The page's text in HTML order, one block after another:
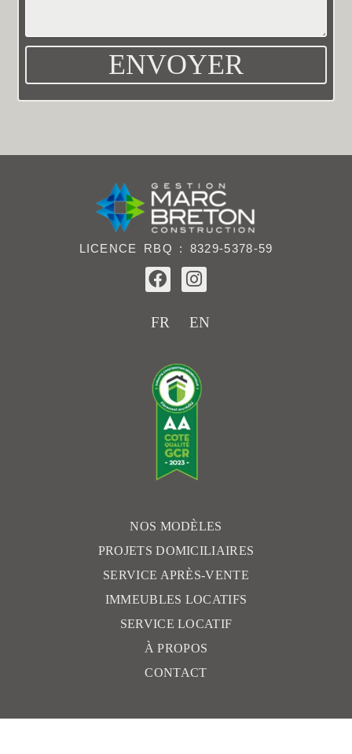
ENVOYER
LICENCE RBQ : 8329-5378-59
F
a
e
o
o
k
I
n
t
r
a
m
FR EN
NOS MODÈLES
PROJETS DOMICILIAIRES
SERVICE APRÈS-VENTE
IMMEUBLES LOCATIFS
SERVICE LOCATIF
À PROPOS
CONTACT